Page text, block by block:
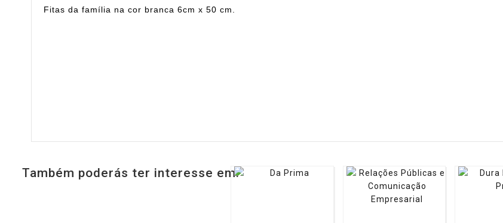
Fitas da família na cor branca 6cm x 50 cm.
Também poderás ter interesse em: